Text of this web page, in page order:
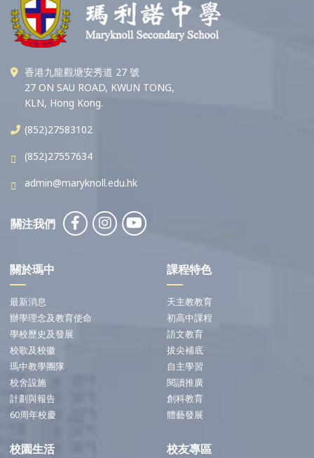
香港九龍觀塘安秀道 27 號
27 ON SAU ROAD, KWUN TONG,
KLN, Hong Kong.
(852)27583102
(852)27557634
admin@maryknoll.edu.hk
關注我們
關於瑪中
最新消息
辦學理念及教育使命
學校歷史及發展
校歌及校徽
瑪中教學團隊
校舍設施
計劃與報告
60周年校慶
課程特色
天主教教育
初高中課程
語文教育
拔尖補底
自主學習
閱讀推廣
創科教育
體藝發展
校園生活 校友專區